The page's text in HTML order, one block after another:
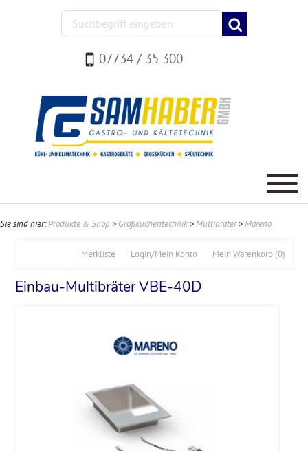
07734 / 35 300
Sie sind hier:Produkte & Shop > Großküchentechnik >Multibräter>Mareno
Mein Warenkorb (0)
Login/Mein Konto
Merkliste
Einbau-Multibräter VBE-40D